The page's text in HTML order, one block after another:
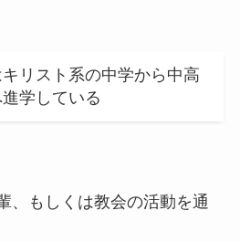
リスト系の中学から中高
学している
、もしくは教会の活動を通